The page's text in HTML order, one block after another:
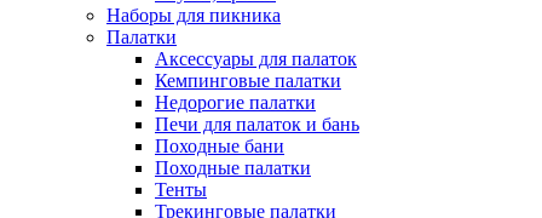
Наборы для пикника
Палатки
Аксессуары для палаток
Кемпинговые палатки
Недорогие палатки
Печи для палаток и бань
Походные бани
Походные палатки
Тенты
Трекинговые палатки